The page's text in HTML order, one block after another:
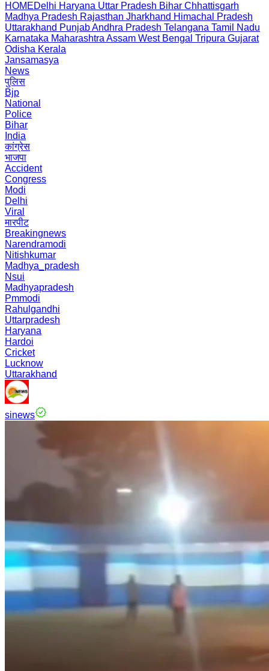
HOMEDelhi Haryana Uttar Pradesh Bihar Chhattisgarh
Madhya Pradesh Rajasthan Jharkhand Himachal Pradesh
Uttarakhand PunjabAndhra Pradesh Telangana Tamil Nadu
Karnataka Maharashtra Assam West Bengal Tripura Gujarat
Odisha Kerala
Jansamasya
News
पुलिस
Bjp
National
Police
Bihar
India
कांग्रेस
भाजपा
Accident
Congress
Modi
Delhi
Viral
मारपीट
Breakingnews
Narendramodi
Nitishkumar
Madhya_pradesh
Nsui
Madhyapradesh
Pmmodi
Rahulgandhi
Uttarpradesh
Haryana
Hardoi
Cricket
Lucknow
Uttarakhand
sinews